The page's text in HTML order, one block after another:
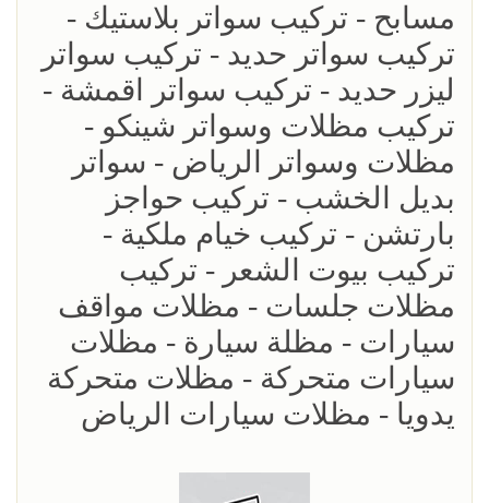
مسابح - تركيب سواتر بلاستيك -
تركيب سواتر حديد - تركيب سواتر
ليزر حديد - تركيب سواتر اقمشة -
تركيب مظلات وسواتر شينكو -
مظلات وسواتر الرياض - سواتر
بديل الخشب - تركيب حواجز
بارتشن - تركيب خيام ملكية -
تركيب بيوت الشعر - تركيب
مظلات جلسات - مظلات مواقف
سيارات - مظلة سيارة - مظلات
سيارات متحركة - مظلات متحركة
يدويا - مظلات سيارات الرياض